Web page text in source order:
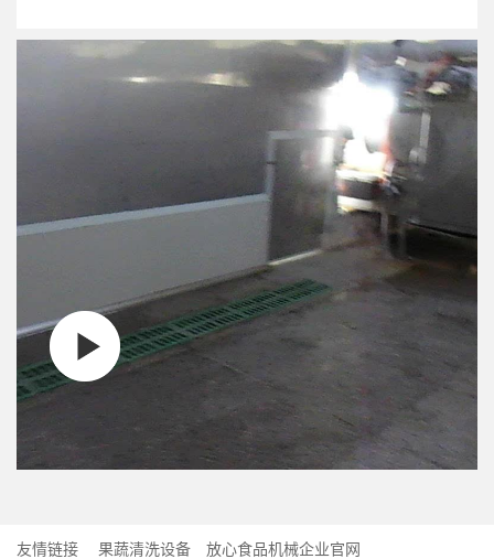
售及全程技术服务在同行业之中独树一帜，受到全国各地广大客
户的广泛赞誉。我们立足于高起点、大投入、高水平运营，坚持
高标准、零缺陷、精细化，抓住每一个发展环节，全力打造“放
友情链接 果蔬清洗设备 放心食品机械企业官网